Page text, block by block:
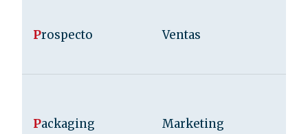
Prospecto Ventas
Packaging Marketing